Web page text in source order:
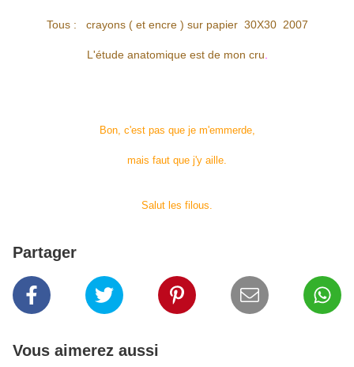
Tous : crayons ( et encre ) sur papier 30X30 2007
L'étude anatomique est de mon cru
Bon, c'est pas que je m'emmerde,
mais faut que j'y aille.
Salut les filous.
Partager
Vous aimerez aussi